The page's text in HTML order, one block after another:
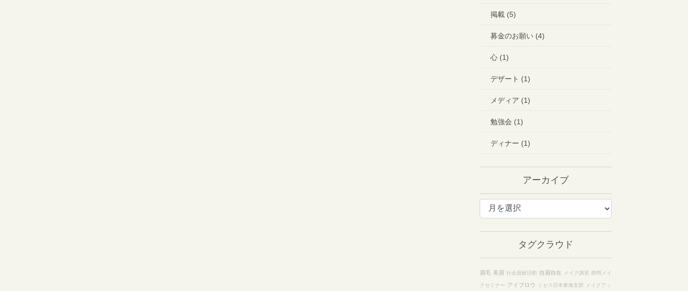
掲載 (5)
募金のお願い (4)
心 (1)
デザート (1)
メディア (1)
勉強会 (1)
ディナー (1)
アーカイブ
ア
タグクラウド
眉毛 美眉 社会貢献活動 自眉自在 メイク講習 静岡メイ
クセミナー アイブロウ ミセス日本東海支部 メイクアッ